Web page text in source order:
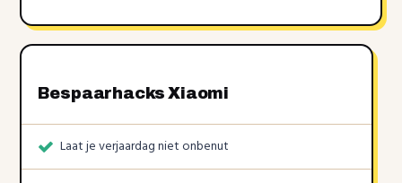
Bespaarhacks Xiaomi
Laat je verjaardag niet onbenut